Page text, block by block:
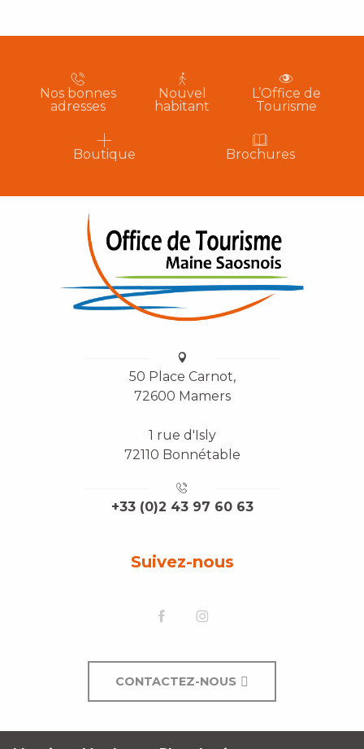
Nos bonnes
adresses
Nouvel
habitant
L’Office de
Tourisme
Boutique Brochures
50 Place Carnot,
72600 Mamers
1 rue d'Isly
72110 Bonnétable
+33 (0)2 43 97 60 63
Suivez-nous
CONTACTEZ-NOUS